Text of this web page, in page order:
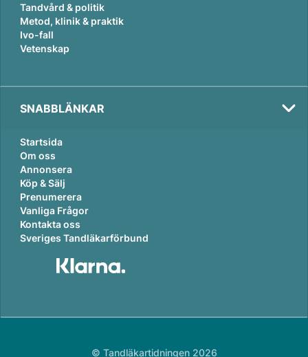
Tandvård & politik
Metod, klinik & praktik
Ivo-fall
Vetenskap
SNABBLÄNKAR
Startsida
Om oss
Annonsera
Köp & Sälj
Prenumerera
Vanliga Frågor
Kontakta oss
Sveriges Tandläkarförbund
© Tandläkartidningen 2026